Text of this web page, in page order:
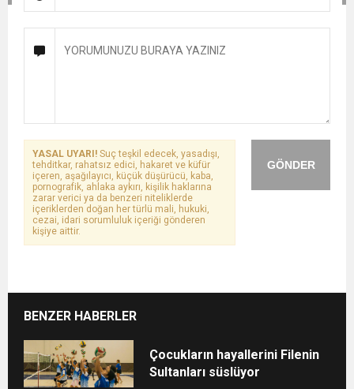
GÖNDER
YASAL UYARI! Suç teşkil edecek, yasadışı,
tehditkar, rahatsız edici, hakaret ve küfür
içeren, aşağılayıcı, küçük düşürücü, kaba,
pornografik, ahlaka aykırı, kişilik haklarına
zarar verici ya da benzeri niteliklerde
içeriklerden doğan her türlü mali, hukuki,
cezai, idari sorumluluk içeriği gönderen
kişiye aittir.
BENZER HABERLER
Çocukların hayallerini Filenin
Sultanları süslüyor